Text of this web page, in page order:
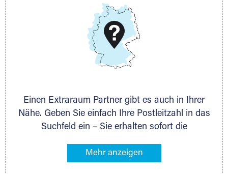
DMG Aktiengesellschaft
www.dmg-ag.com
Einen Extraraum Partner gibt es auch in Ihrer
Nähe. Geben Sie einfach Ihre Postleitzahl in das
Suchfeld ein – Sie erhalten sofort die
Lagermöglichkeiten in Ihrer Nähe. An zahlreichen